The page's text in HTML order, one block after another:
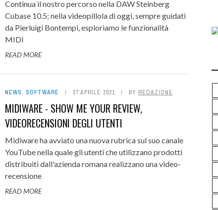
Continua il nostro percorso nella DAW Steinberg
Cubase 10.5; nella videopillola di oggi, sempre guidati
da Pierluigi Bontempi, esploriamo le funzionalità
MIDI
READ MORE
NEWS, SOFTWARE 27 APRILE 2021 BY REDAZIONE
MIDIWARE - SHOW ME YOUR REVIEW,
VIDEORECENSIONI DEGLI UTENTI
Midiware ha avviato una nuova rubrica sul suo canale
YouTube nella quale gli utenti che utilizzano prodotti
distribuiti dall'azienda romana realizzano una video-
recensione
READ MORE